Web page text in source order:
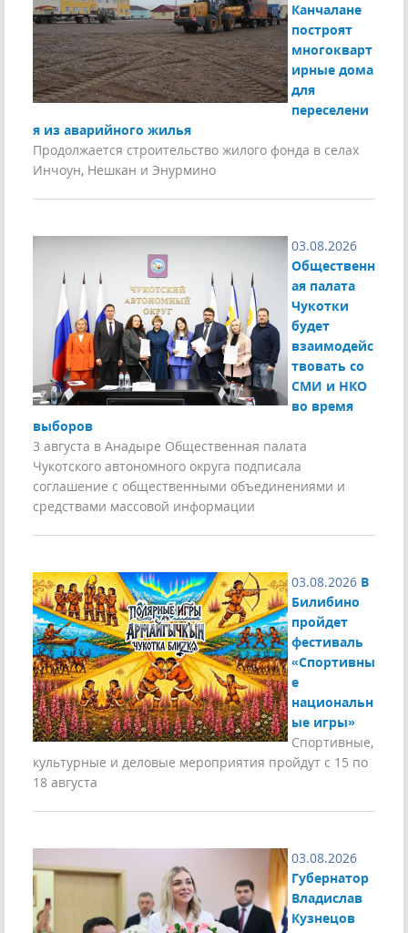
Канчалане
построят
многокварт
ирные дома
для
переселени
я из аварийного жилья
Продолжается строительство жилого фонда в селах
Инчоун, Нешкан и Энурмино
03.08.2026
Общественн
ая палата
Чукотки
будет
взаимодейс
твовать со
СМИ и НКО
во время
выборов
3 августа в Анадыре Общественная палата
Чукотского автономного округа подписала
соглашение с общественными объединениями и
средствами массовой информации
03.08.2026 В
Билибино
пройдет
фестиваль
«Спортивны
е
национальн
ые игры»
Спортивные,
культурные и деловые мероприятия пройдут с 15 по
18 августа
03.08.2026
Губернатор
Владислав
Кузнецов